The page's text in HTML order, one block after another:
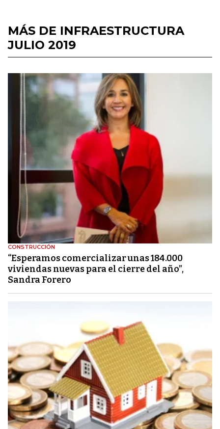
MÁS DE INFRAESTRUCTURA
JULIO 2019
CONSTRUCCIÓN
“Esperamos comercializar unas 184.000
viviendas nuevas para el cierre del año”,
Sandra Forero